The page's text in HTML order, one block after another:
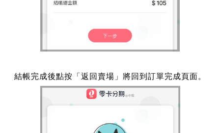
結帳完成後點按「返回賣場」將回到訂單完成頁面。